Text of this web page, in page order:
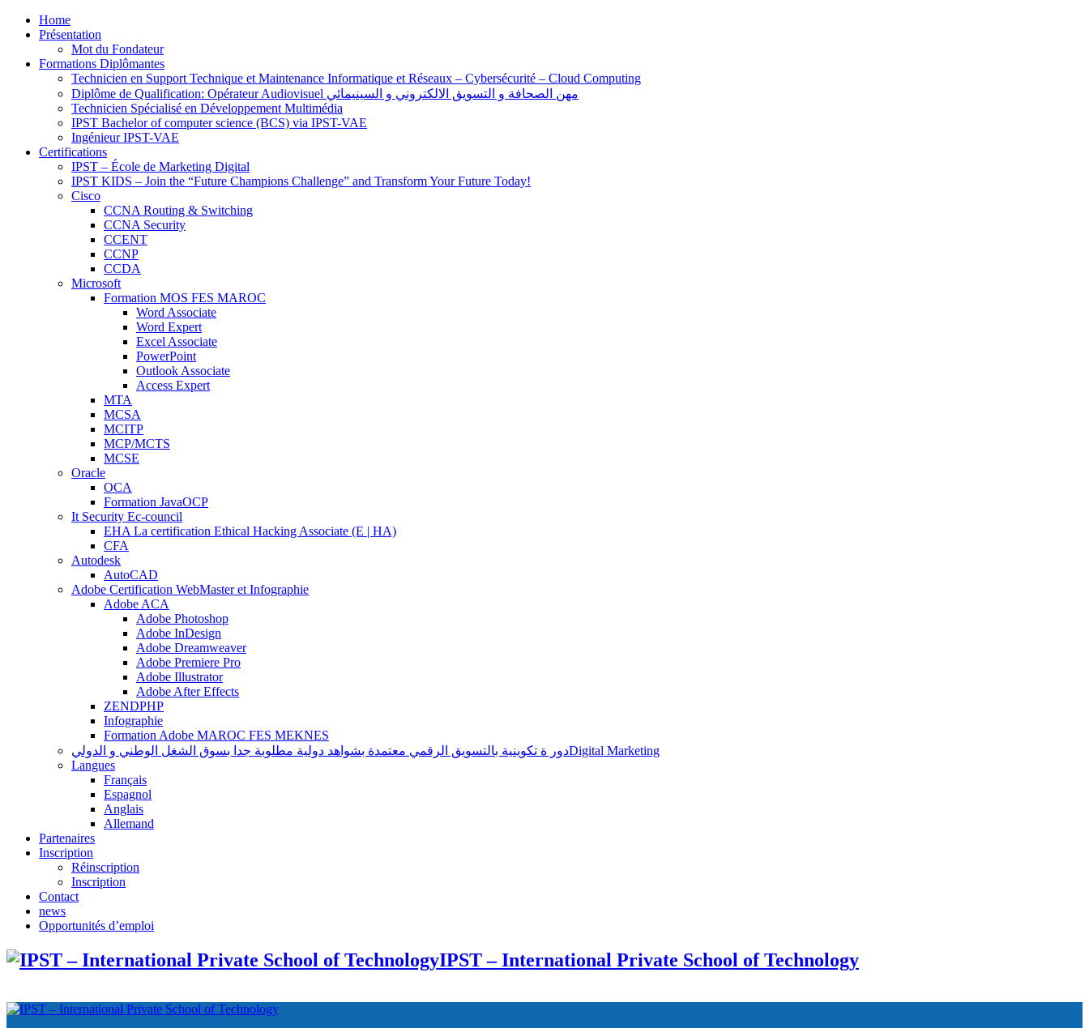
Home
Présentation
Mot du Fondateur
Formations Diplômantes
Technicien en Support Technique et Maintenance Informatique et Réseaux – Cybersécurité – Cloud Computing
Diplôme de Qualification: Opérateur Audiovisuel مهن الصحافة و التسويق الالكتروني و السينيمائي
Technicien Spécialisé en Développement Multimédia
IPST Bachelor of computer science (BCS) via IPST-VAE
Ingénieur IPST-VAE
Certifications
IPST – École de Marketing Digital
IPST KIDS – Join the “Future Champions Challenge” and Transform Your Future Today!
Cisco
CCNA Routing & Switching
CCNA Security
CCENT
CCNP
CCDA
Microsoft
Formation MOS FES MAROC
Word Associate
Word Expert
Excel Associate
PowerPoint
Outlook Associate
Access Expert
MTA
MCSA
MCITP
MCP/MCTS
MCSE
Oracle
OCA
Formation JavaOCP
It Security Ec-council
EHA La certification Ethical Hacking Associate (E | HA)
CFA
Autodesk
AutoCAD
Adobe Certification WebMaster et Infographie
Adobe ACA
Adobe Photoshop
Adobe InDesign
Adobe Dreamweaver
Adobe Premiere Pro
Adobe Illustrator
Adobe After Effects
ZENDPHP
Infographie
Formation Adobe MAROC FES MEKNES
دور ة تكوينية بالتسويق الرقمي معتمدة بشواهد دولية مطلوبة جدا بسوق الشغل الوطني و الدوليDigital Marketing
Langues
Français
Espagnol
Anglais
Allemand
Partenaires
Inscription
Réinscription
Inscription
Contact
news
Opportunités d’emploi
IPST – International Private School of Technology